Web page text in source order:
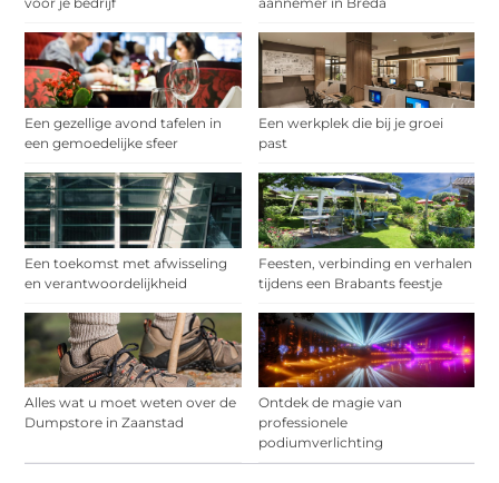
Een gezellige avond tafelen in
een gemoedelijke sfeer
Een werkplek die bij je groei
past
Een toekomst met afwisseling
en verantwoordelijkheid
Feesten, verbinding en verhalen
tijdens een Brabants feestje
Alles wat u moet weten over de
Dumpstore in Zaanstad
Ontdek de magie van
professionele
podiumverlichting